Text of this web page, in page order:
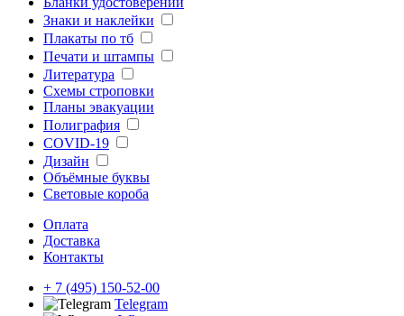
Знаки и наклейки
Плакаты по тб
Печати и штампы
Литература
Схемы строповки
Планы эвакуации
Полиграфия
COVID-19
Дизайн
Объёмные буквы
Световые короба
Оплата
Доставка
Контакты
+ 7 (495) 150-52-00
Telegram